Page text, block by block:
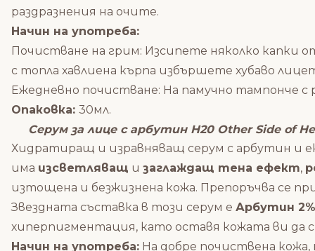
раздразнения на очите.
Начин на употреба:
Почистване на грим: Изсипете няколко
с топла хавлиена кърпа избършете хубаво
Ежедневно почистване: На памучно тампонче
Опаковка: 30мл.
Серум за лице с арбутин H20 Other Side of
Хидратиращ и изравняващ серум с арбутин и
има изсветляващ и заглаждащ тена ефект,
изтощена и безжизнена кожа. Препоръчва се
Звездната съставка в този серум е Арбутин 2%
хиперпигментация, като оставя кожата ви да
Начин на употреба: На добре почиствена